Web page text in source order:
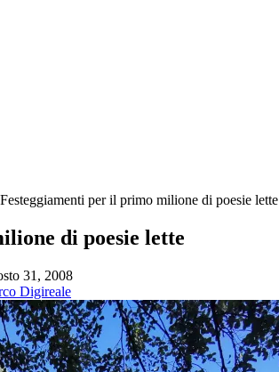
Festeggiamenti per il primo milione di poesie lette
di poesie lette
31, 2008
Digireale